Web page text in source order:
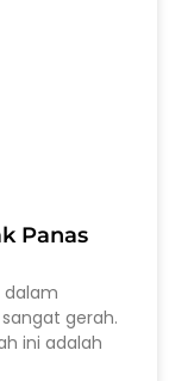
Panas
dalam
gerah.
ini adalah